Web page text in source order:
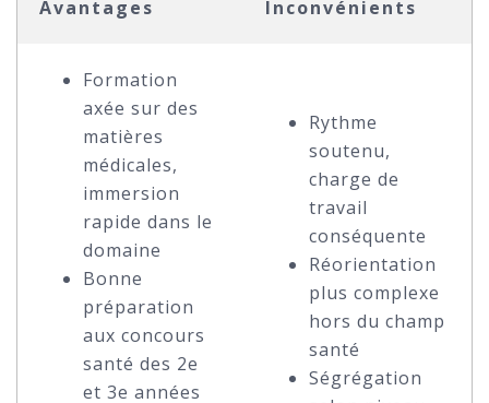
Avantages Inconvénients
Formation
axée sur des
matières
médicales,
immersion
rapide dans le
domaine
Bonne
préparation
aux concours
santé des 2e
et 3e années
Rythme
soutenu,
charge de
travail
conséquente
Réorientation
plus complexe
hors du champ
santé
Ségrégation